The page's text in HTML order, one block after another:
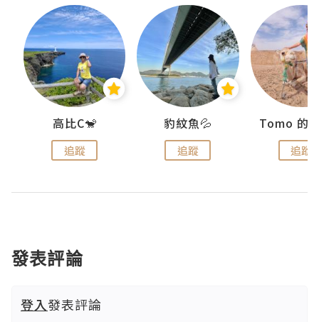
高比C🐒
追蹤
豹紋魚💦
追蹤 追蹤
發表評論
登入發表評論